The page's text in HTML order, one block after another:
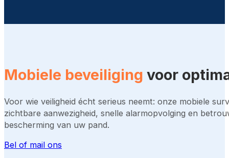
Mobiele beveiliging voor
Voor wie veiligheid écht serieus neemt: onze mobiele
zichtbare aanwezigheid, snelle alarmopvolging en
bescherming van uw pand.
Bel of mail ons